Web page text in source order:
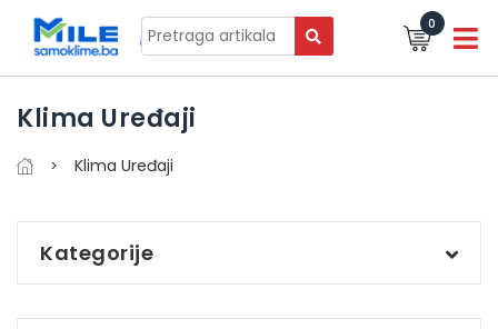
0
Klima Uređaji
Klima Uređaji
Kategorije